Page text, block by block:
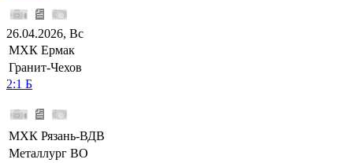
26.04.2026, Вс
МХК Ермак
Гранит-Чехов
2:1 Б
МХК Рязань-ВДВ
Металлург ВО